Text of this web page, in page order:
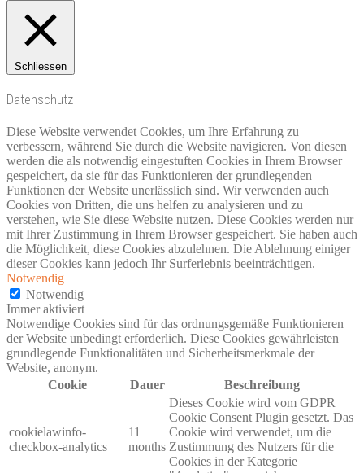
Schliessen
Datenschutz
Diese Website verwendet Cookies, um Ihre Erfahrung zu
verbessern, während Sie durch die Website navigieren. Von diesen
werden die als notwendig eingestuften Cookies in Ihrem Browser
gespeichert, da sie für das Funktionieren der grundlegenden
Funktionen der Website unerlässlich sind. Wir verwenden auch
Cookies von Dritten, die uns helfen zu analysieren und zu
verstehen, wie Sie diese Website nutzen. Diese Cookies werden nur
mit Ihrer Zustimmung in Ihrem Browser gespeichert. Sie haben auch
die Möglichkeit, diese Cookies abzulehnen. Die Ablehnung einiger
dieser Cookies kann jedoch Ihr Surferlebnis beeinträchtigen.
Notwendig
Notwendig
Immer aktiviert
Notwendige Cookies sind für das ordnungsgemäße Funktionieren
der Website unbedingt erforderlich. Diese Cookies gewährleisten
grundlegende Funktionalitäten und Sicherheitsmerkmale der
Website, anonym.
Cookie
Dauer Beschreibung
cookielawinfo-
checkbox-analytics
11
months
Dieses Cookie wird vom GDPR
Cookie Consent Plugin gesetzt. Das
Cookie wird verwendet, um die
Zustimmung des Nutzers für die
Cookies in der Kategorie